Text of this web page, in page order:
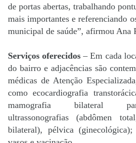
de portas abertas, trabalhando
mais importantes e referenciando
municipal de saúde”, afirmou Ana
Serviços oferecidos – Em cada
do bairro e adjacências são
médicas de Atenção
como ecocardiografia
mamografia bilateral
ultrassonografias (abdômen
bilateral), pélvica